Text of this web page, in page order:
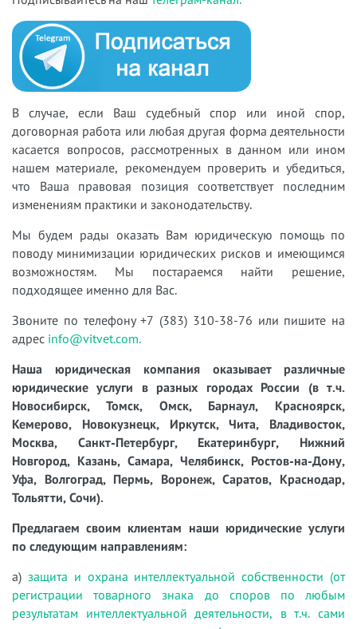
В случае, если Ваш судебный спор или иной спор,
договорная работа или любая другая форма деятельности
касается вопросов, рассмотренных в данном или ином
нашем материале, рекомендуем проверить и убедиться,
что Ваша правовая позиция соответствует последним
изменениям практики и законодательству.
Мы будем рады оказать Вам юридическую помощь по
поводу минимизации юридических рисков и имеющимся
возможностям. Мы постараемся найти решение,
подходящее именно для Вас.
Звоните по телефону +7 (383) 310-38-76 или пишите на
адрес info@vitvet.com.
Наша юридическая компания оказывает различные
юридические услуги в разных городах России (в т.ч.
Новосибирск, Томск, Омск, Барнаул, Красноярск,
Кемерово, Новокузнецк, Иркутск, Чита, Владивосток,
Москва, Санкт-Петербург, Екатеринбург, Нижний
Новгород, Казань, Самара, Челябинск, Ростов-на-Дону,
Уфа, Волгоград, Пермь, Воронеж, Саратов, Краснодар,
Тольятти, Сочи).
Предлагаем своим клиентам наши юридические услуги
по следующим направлениям:
а) защита и охрана интеллектуальной собственности (от
регистрации товарного знака до споров по любым
результатам интеллектуальной деятельности, в т.ч. сами